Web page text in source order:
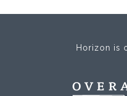
Horizon is